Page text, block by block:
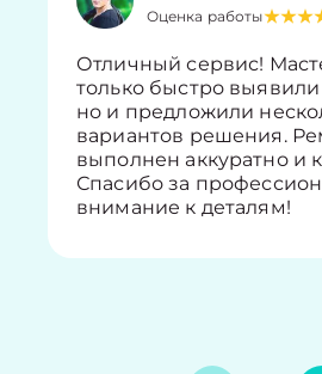
Оценка работы
Отличный сервис!
только быстро
но и предложили
вариантов решения.
выполнен аккуратно и
Спасибо за
внимание к деталям!